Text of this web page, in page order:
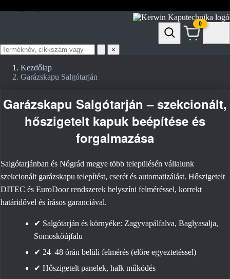
0
Termék
keresése
×
Kezdőlap
Garázskapu Salgótarján
Garázskapu Salgótarján – szekcionált,
hőszigetelt kapuk beépítése és
forgalmazása
Salgótarjánban és Nógrád megye több településén vállalunk
szekcionált garázskapu telepítést, cserét és automatizálást. Hőszigetelt
DITEC és EuroDoor rendszerek helyszíni felméréssel, korrekt
határidővel és írásos garanciával.
✔ Salgótarján és környéke: Zagyvapálfalva, Baglyasalja,
Somoskőújfalu
✔ 24–48 órán belüli felmérés (előre egyeztetéssel)
✔ Hőszigetelt panelek, halk működés